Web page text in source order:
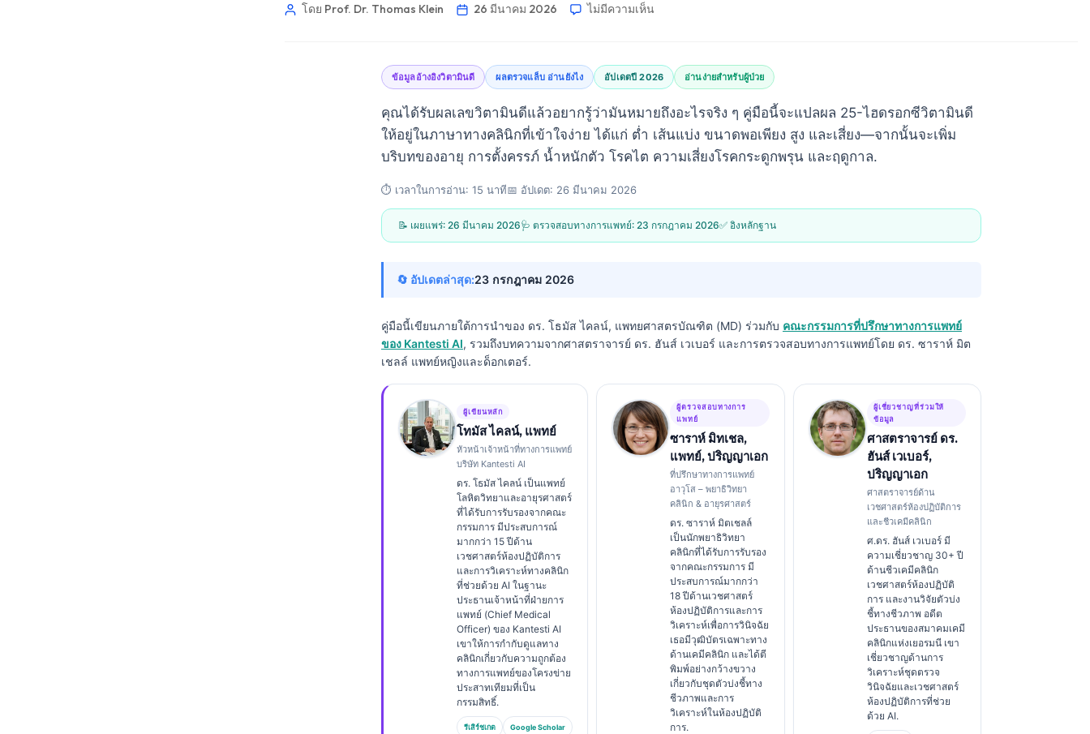
โดย Prof. Dr. Thomas Klein 26 มีนาคม 2026 ไม่มีความเห็น
ข้อมูลอ้างอิงวิตามินดี ผลตรวจแล็บ อ่านยังไง อัปเดตปี 2026 อ่านง่ายสำหรับผู้ป่วย
คุณได้รับผลเลขวิตามินดีแล้วอยากรู้ว่ามันหมายถึงอะไรจริง ๆ คู่มือนี้จะแปลผล 25-ไฮดรอกซีวิตามินดี
ให้อยู่ในภาษาทางคลินิกที่เข้าใจง่าย ได้แก่ ต่ำ เส้นแบ่ง ขนาดพอเพียง สูง และเสี่ยง—จากนั้นจะเพิ่ม
บริบทของอายุ การตั้งครรภ์ น้ำหนักตัว โรคไต ความเสี่ยงโรคกระดูกพรุน และฤดูกาล.
⏱️ เวลาในการอ่าน: 15 นาที📅 อัปเดต: 26 มีนาคม 2026
📝 เผยแพร่: 26 มีนาคม 2026🩺 ตรวจสอบทางการแพทย์: 23 กรกฎาคม 2026✅ อิงหลักฐาน
🔄 อัปเดตล่าสุด:23 กรกฎาคม 2026
คู่มือนี้เขียนภายใต้การนำของ ดร. โธมัส ไคลน์, แพทยศาสตรบัณฑิต (MD) ร่วมกับ คณะกรรมการที่ปรึกษาทางการแพทย์
ของ Kantesti AI, รวมถึงบทความจากศาสตราจารย์ ดร. ฮันส์ เวเบอร์ และการตรวจสอบทางการแพทย์โดย ดร. ซาราห์ มิต
เชลล์ แพทย์หญิงและด็อกเตอร์.
ผู้เขียนหลัก
โทมัส ไคลน์, แพทย์
หัวหน้าเจ้าหน้าที่ทางการแพทย์
บริษัท Kantesti AI
ดร. โธมัส ไคลน์ เป็นแพทย์
โลหิตวิทยาและอายุรศาสตร์
ที่ได้รับการรับรองจากคณะ
กรรมการ มีประสบการณ์
มากกว่า 15 ปีด้าน
เวชศาสตร์ห้องปฏิบัติการ
และการวิเคราะห์ทางคลินิก
ที่ช่วยด้วย AI ในฐานะ
ประธานเจ้าหน้าที่ฝ่ายการ
แพทย์ (Chief Medical
Officer) ของ Kantesti AI
เขาให้การกำกับดูแลทาง
คลินิกเกี่ยวกับความถูกต้อง
ทางการแพทย์ของโครงข่าย
ประสาทเทียมที่เป็น
กรรมสิทธิ์.
รีเสิร์ชเกต Google Scholar
ผู้ตรวจสอบทางการ
แพทย์
ซาราห์ มิทเชล,
แพทย์, ปริญญาเอก
ที่ปรึกษาทางการแพทย์
อาวุโส – พยาธิวิทยา
คลินิก & อายุรศาสตร์
ดร. ซาราห์ มิตเชลล์
เป็นนักพยาธิวิทยา
คลินิกที่ได้รับการรับรอง
จากคณะกรรมการ มี
ประสบการณ์มากกว่า
18 ปีด้านเวชศาสตร์
ห้องปฏิบัติการและการ
วิเคราะห์เพื่อการวินิจฉัย
เธอมีวุฒิบัตรเฉพาะทาง
ด้านเคมีคลินิก และได้ตี
พิมพ์อย่างกว้างขวาง
เกี่ยวกับชุดตัวบ่งชี้ทาง
ชีวภาพและการ
วิเคราะห์ในห้องปฏิบัติ
การ.
ผู้เชี่ยวชาญที่ร่วมให้
ข้อมูล
ศาสตราจารย์ ดร.
ฮันส์ เวเบอร์,
ปริญญาเอก
ศาสตราจารย์ด้าน
เวชศาสตร์ห้องปฏิบัติการ
และชีวเคมีคลินิก
ศ.ดร. ฮันส์ เวเบอร์ มี
ความเชี่ยวชาญ 30+ ปี
ด้านชีวเคมีคลินิก
เวชศาสตร์ห้องปฏิบัติ
การ และงานวิจัยตัวบ่ง
ชี้ทางชีวภาพ อดีต
ประธานของสมาคมเคมี
คลินิกแห่งเยอรมนี เขา
เชี่ยวชาญด้านการ
วิเคราะห์ชุดตรวจ
วินิจฉัยและเวชศาสตร์
ห้องปฏิบัติการที่ช่วย
ด้วย AI.